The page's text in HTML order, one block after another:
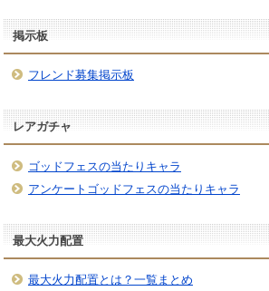
掲示板
フレンド募集掲示板
レアガチャ
ゴッドフェスの当たりキャラ
アンケートゴッドフェスの当たりキャラ
最大火力配置
最大火力配置とは？一覧まとめ